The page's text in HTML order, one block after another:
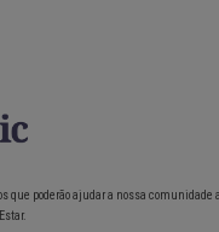
que poderão ajudar a nossa